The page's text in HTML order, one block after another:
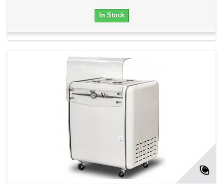
In Stock